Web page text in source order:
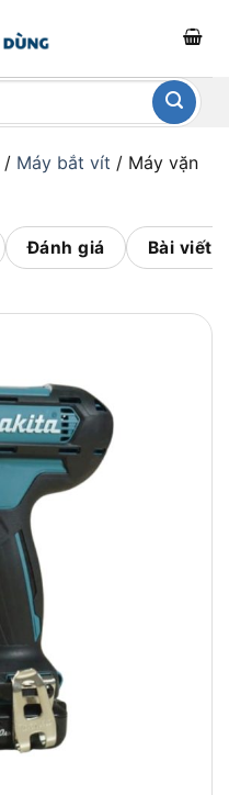
/ Máy bắt vít / Máy vặn
Đánh giá Bài viết